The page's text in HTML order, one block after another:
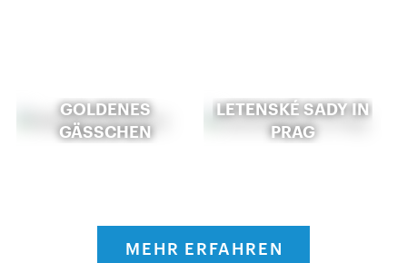
GOLDENES
GÄSSCHEN
LETENSKÉ SADY IN
PRAG
MEHR ERFAHREN